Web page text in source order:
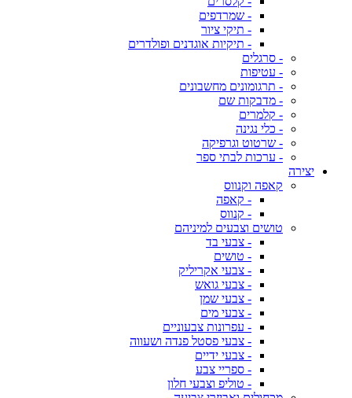
- שמרדפים
- תיקי ציור
- תיקיות אוגדנים ופולדרים
- סרגלים
- עטיפות
- תרגומונים מחשבונים
- מדבקות שם
- קלמרים
- כלי נגינה
- שרטוט וגרפיקה
- ערכות לבתי ספר
יצירה
קאפה וקנווס
- קאפה
- קנווס
טושים וצבעים למיניהם
- צבעי בד
- טושים
- צבעי אקריליק
- צבעי גואש
- צבעי שמן
- צבעי מים
- עפרונות צבעוניים
- צבעי פסטל פנדה ושעווה
- צבעי ידיים
- ספריי צבע
- טוליפ וצבעי חלון